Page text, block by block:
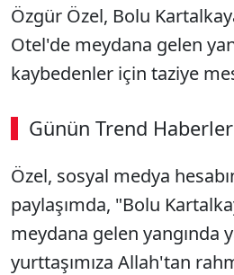
Özgür Özel, Bolu
Otel'de meydana gelen
kaybedenler için taziye
Günün Trend
Özel, sosyal medya
paylaşımda, "Bolu
meydana gelen yangında
yurttaşımıza Allah'tan